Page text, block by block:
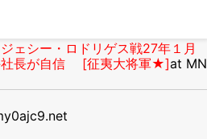
ェシー・ロドリゲス戦27年１月
社長が自信 [征夷大将軍★]at MN